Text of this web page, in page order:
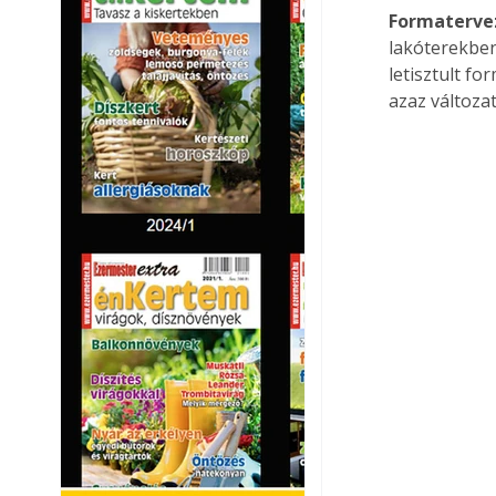
letisztult
azaz